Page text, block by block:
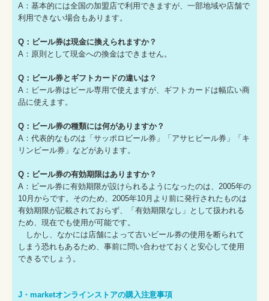
A：基本的には全国の加盟店で利用できますが、一部地域や店舗で
利用できない場合もあります。
Q：ビール券は現金に換えられますか？
A：原則として現金への換金はできません。
Q：ビール券とギフトカードの違いは？
A：ビール券はビール専用で使えますが、ギフトカードは幅広い商
品に使えます。
Q：ビール券の種類には何がありますか？
A：代表的なものは「サッポロビール券」「アサヒビール券」「キ
リンビール券」などがあります。
Q：ビール券の有効期限はありますか？
A：ビール券に有効期限が設けられるようになったのは、2005年の
10月からです。そのため、2005年10月より前に発行されたものは
有効期限が記載されておらず、「有効期限なし」として扱われる
ため、現在でも使用が可能です。
しかし、なかには店舗によって古いビール券の使用を断られて
しまう恐れもあるため、事前に問い合わせておくと安心して使用
できるでしょう。
J・marketオンラインストアの購入注意事項